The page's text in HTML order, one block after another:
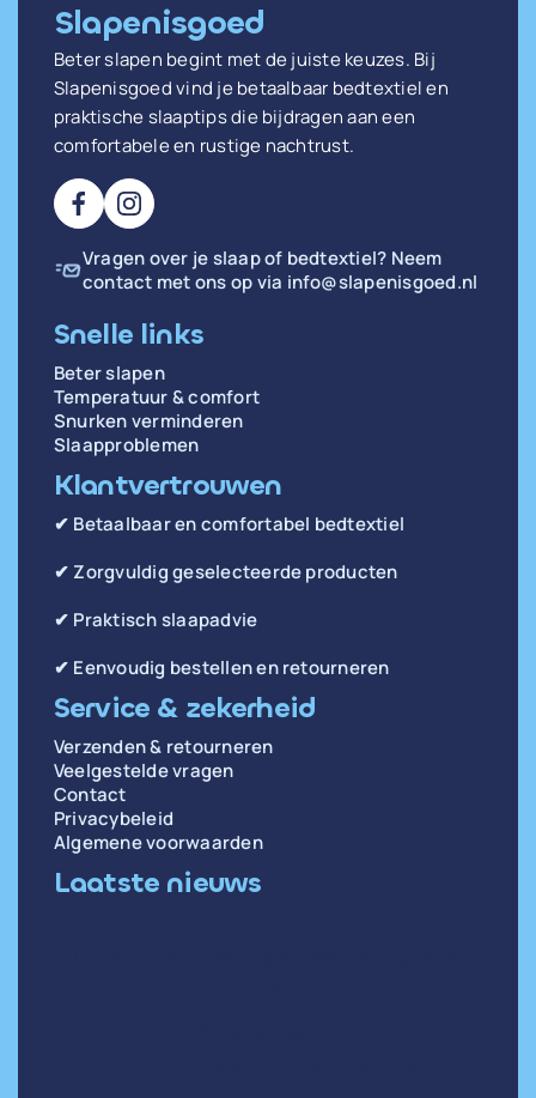
Slapenisgoed
Beter slapen begint met de juiste keuzes. Bij
Slapenisgoed vind je betaalbaar bedtextiel en
praktische slaaptips die bijdragen aan een
comfortabele en rustige nachtrust.
Vragen over je slaap of bedtextiel? Neem
contact met ons op via info@slapenisgoed.nl
Snelle links
Beter slapen
Temperatuur & comfort
Snurken verminderen
Slaapproblemen
Klantvertrouwen
✔ Betaalbaar en comfortabel bedtextiel
✔ Zorgvuldig geselecteerde producten
✔ Praktisch slaapadvie
✔ Eenvoudig bestellen en retourneren
Service & zekerheid
Verzenden & retourneren
Veelgestelde vragen
Contact
Privacybeleid
Algemene voorwaarden
Laatste nieuws